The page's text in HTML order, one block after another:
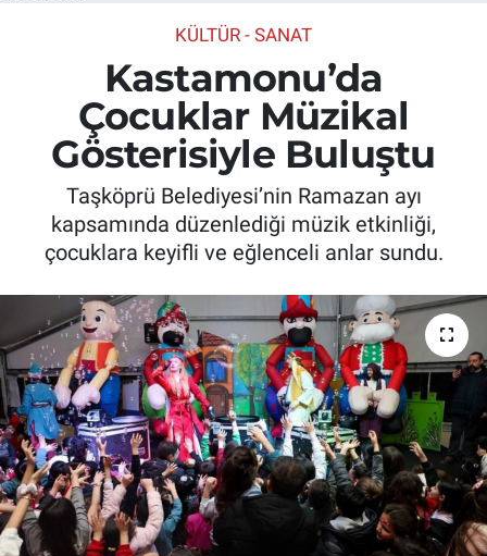
KÜLTÜR - SANAT
Kastamonu’da
Çocuklar Müzikal
Gösterisiyle Buluştu
Taşköprü Belediyesi’nin Ramazan ayı
kapsamında düzenlediği müzik etkinliği,
çocuklara keyifli ve eğlenceli anlar sundu.